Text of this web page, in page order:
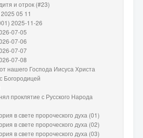
и отрок (#23)
05 11
2025-11-26
07-05
07-06
07-07
07-08
нашего Господа Иисуса Христа
Богородицей
проклятие с Русского Народа
в свете пророческого духа (01)
в свете пророческого духа (02)
в свете пророческого духа (03)